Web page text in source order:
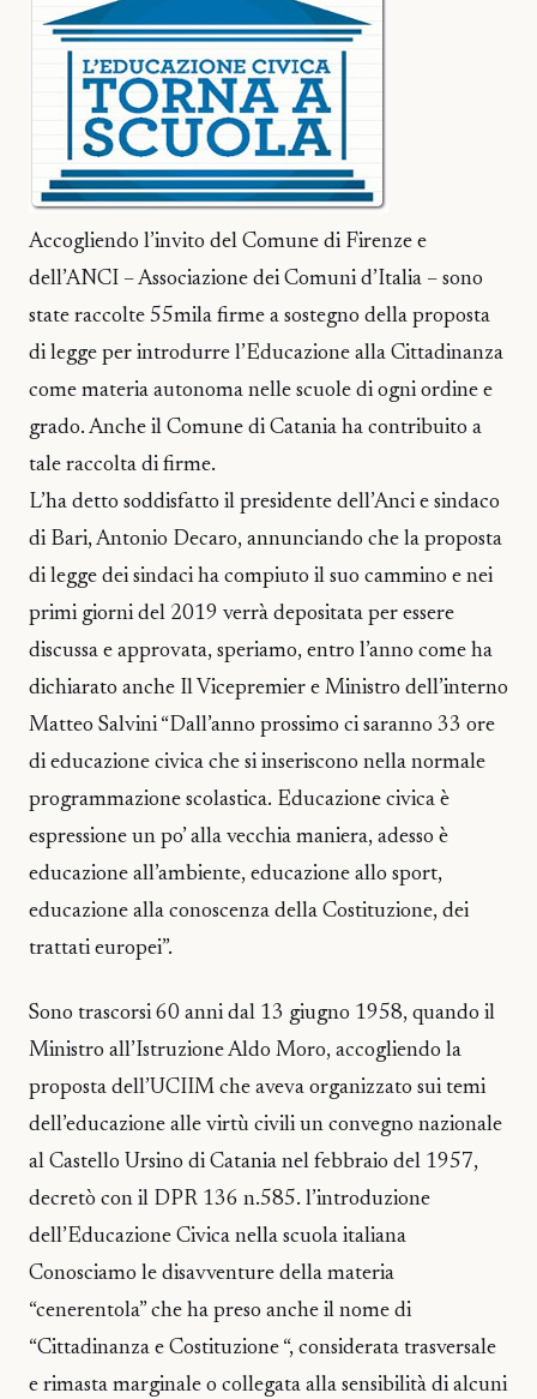
Accogliendo l’invito del Comune di Firenze e
dell’ANCI – Associazione dei Comuni d’Italia – sono
state raccolte 55mila firme a sostegno della proposta
di legge per introdurre l’Educazione alla Cittadinanza
come materia autonoma nelle scuole di ogni ordine e
grado. Anche il Comune di Catania ha contribuito a
tale raccolta di firme.
L’ha detto soddisfatto il presidente dell’Anci e sindaco
di Bari, Antonio Decaro, annunciando che la proposta
di legge dei sindaci ha compiuto il suo cammino e nei
primi giorni del 2019 verrà depositata per essere
discussa e approvata, speriamo, entro l’anno come ha
dichiarato anche Il Vicepremier e Ministro dell’interno
Matteo Salvini “Dall’anno prossimo ci saranno 33 ore
di educazione civica che si inseriscono nella normale
programmazione scolastica. Educazione civica è
espressione un po’ alla vecchia maniera, adesso è
educazione all’ambiente, educazione allo sport,
educazione alla conoscenza della Costituzione, dei
trattati europei”.
Sono trascorsi 60 anni dal 13 giugno 1958, quando il
Ministro all’Istruzione Aldo Moro, accogliendo la
proposta dell’UCIIM che aveva organizzato sui temi
dell’educazione alle virtù civili un convegno nazionale
al Castello Ursino di Catania nel febbraio del 1957,
decretò con il DPR 136 n.585. l’introduzione
dell’Educazione Civica nella scuola italiana
Conosciamo le disavventure della materia
“cenerentola” che ha preso anche il nome di
“Cittadinanza e Costituzione “, considerata trasversale
e rimasta marginale o collegata alla sensibilità di alcuni